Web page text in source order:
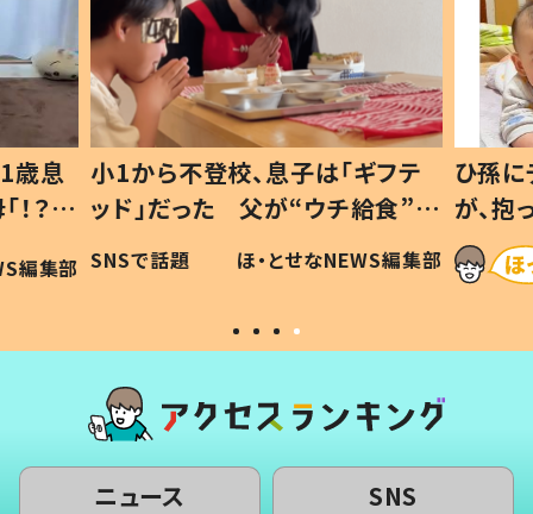
歳息
？」
編集部
小1から不登校、息子は「ギフテ
ッド」だった 父が“ウチ給食”を
作り続ける理由とは #令和の親
#令和の子
SNSで話題 ほ・とせなNEWS編集部
ひ孫
が、
「涙が
い」
ニュース SNS